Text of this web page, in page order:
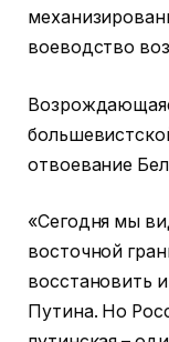
воеводство
отвоевание
«Сегодня мы
восточной
восстановить
Путина. Но